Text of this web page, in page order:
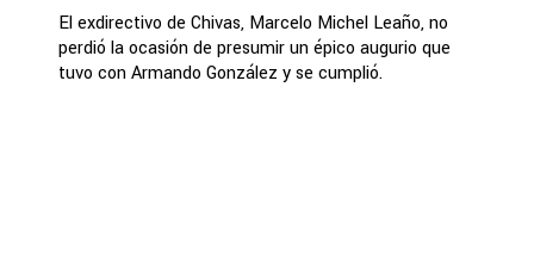
El exdirectivo de Chivas, Marcelo Michel Leaño, no
perdió la ocasión de presumir un épico augurio que
tuvo con Armando González y se cumplió.